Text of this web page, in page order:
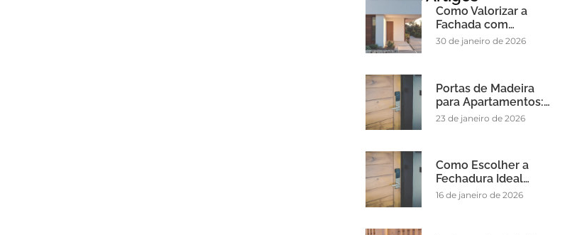
Como Valorizar a
Fachada com…
30 de janeiro de 2026
Portas de Madeira
para Apartamentos:…
23 de janeiro de 2026
Como Escolher a
Fechadura Ideal…
16 de janeiro de 2026